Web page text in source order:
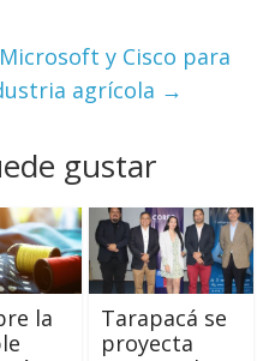
y Cisco para
agrícola →
gustar
la
Tarapacá se
proyecta